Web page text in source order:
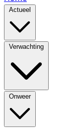
Actueel
Verwachting
Onweer